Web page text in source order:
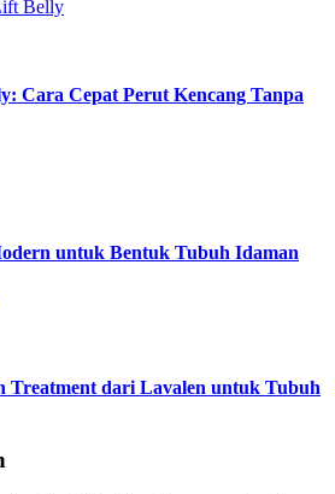
Cara Cepat Perut Kencang Tanpa
untuk Bentuk Tubuh Idaman
Treatment dari Lavalen untuk Tubuh